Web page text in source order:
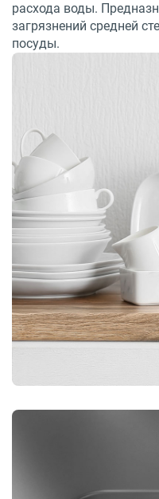
расхода воды.
загрязнений средней
посуды.